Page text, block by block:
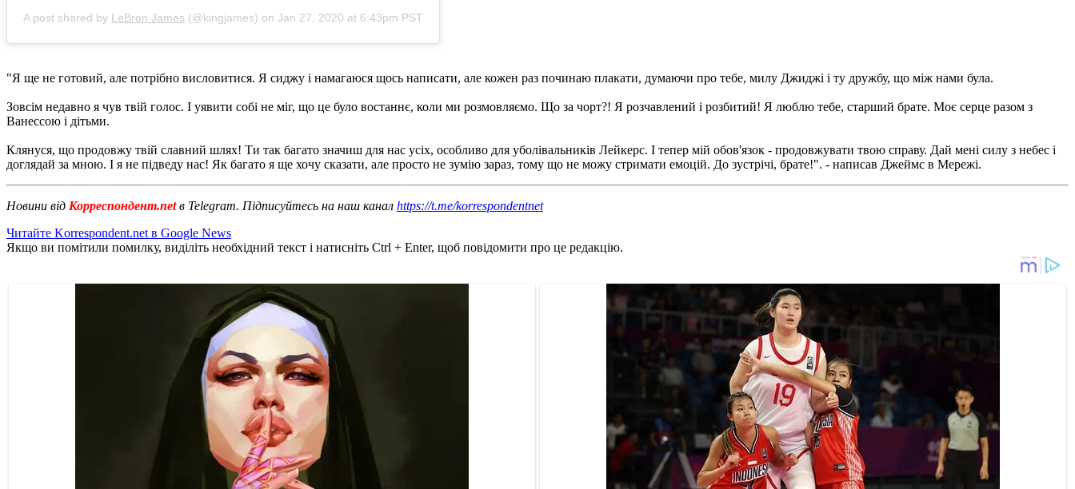
A post shared by LeBron James (@kingjames) on Jan 27, 2020 at 6:43pm PST
"Я ще не готовий, але потрібно висловитися. Я сиджу і намагаюся щось написати, але кожен раз починаю плакати, думаючи про тебе, милу Джиджі і ту дружбу, що між нами була.
Зовсім недавно я чув твій голос. І уявити собі не міг, що це було востаннє, коли ми розмовляємо. Що за чорт?! Я розчавлений і розбитий! Я люблю тебе, старший брате. Моє серце разом з
Ванессою і дітьми.
Клянуся, що продовжу твій славний шлях! Ти так багато значиш для нас усіх, особливо для уболівальників Лейкерс. І тепер мій обов'язок - продовжувати твою справу. Дай мені силу з небес і
доглядай за мною. І я не підведу нас! Як багато я ще хочу сказати, але просто не зумію зараз, тому що не можу стримати емоцій. До зустрічі, брате!". - написав Джеймс в Мережі.
Новини від Корреспондент.netв Telegram. Підписуйтесь на наш канал https://t.me/korrespondentnet
Читайте Korrespondent.net в Google News
Якщо ви помітили помилку, виділіть необхідний текст і натисніть Ctrl + Enter, щоб повідомити про це редакцію.